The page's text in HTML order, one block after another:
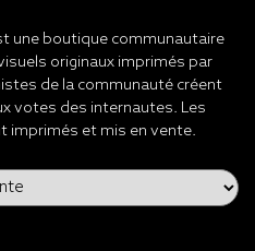
une boutique communautaire
originaux imprimés par
de la communauté créent
votes des internautes. Les
imprimés et mis en vente.